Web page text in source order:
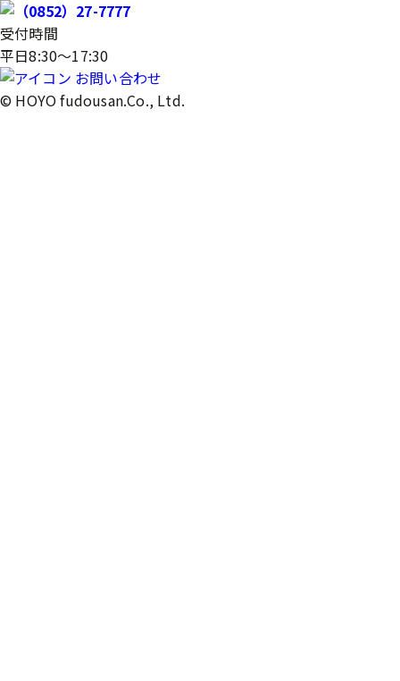
受付時間
平日8:30～17:30
お問い合わせ
© HOYO fudousan.Co., Ltd.